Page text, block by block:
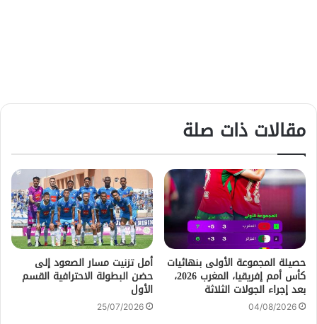
مقالات ذات صلة
حصيلة المجموعة الأولى بنهائيات
كأس أمم إفريقيا، المغرب 2026،
بعد إجراء الجولات الثلاثة
04/08/2026
أمل تزنيت مسار الصعود إلى
حضن البطولة الاحترافية القسم
الأول
25/07/2026